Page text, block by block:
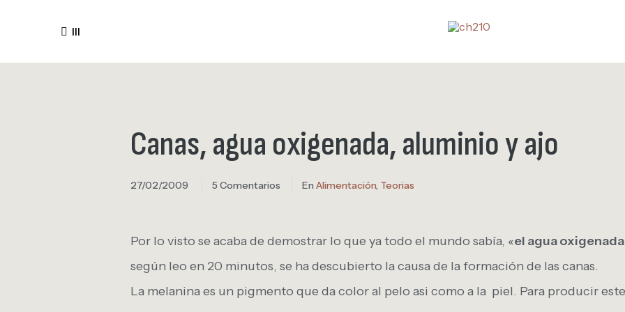
III
Canas, agua oxigenada, aluminio y ajo
27/02/2009 5 Comentarios En Alimentación, Teorias
Por lo visto se acaba de demostrar lo que ya todo el mundo sabía, «el agua
según leo en 20 minutos, se ha descubierto la causa de la formación de las canas.
La melanina es un pigmento que da color al pelo asi como a la piel. Para producir